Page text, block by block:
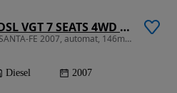
Hyundai Santa Fe 2.2 DSL VGT 7 SEATS 4WD AT PREMIUM
2188 cm3 • 150 CP • HYUNDAI SANTA-FE 2007, automat, 146mii km
Diesel 2007